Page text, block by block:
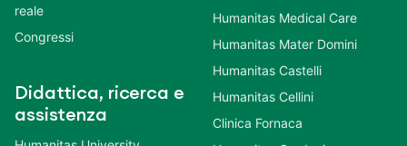
reale
Congressi
Didattica, ricerca e
assistenza
Humanitas Medical Care
Humanitas Mater Domini
Humanitas Castelli
Humanitas Cellini
Clinica Fornaca